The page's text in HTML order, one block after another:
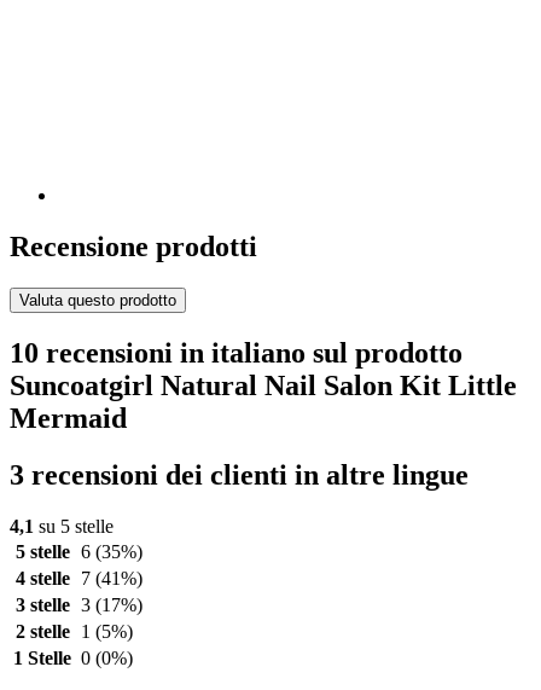
Recensione prodotti
Valuta questo prodotto
10 recensioni in italiano sul prodotto
Suncoatgirl Natural Nail Salon Kit Little
Mermaid
3 recensioni dei clienti in altre lingue
4,1 su 5 stelle
5 stelle 6 (35%)
4 stelle
7 (41%)
3 stelle 3 (17%)
2 stelle
1 (5%)
1 Stelle 0 (0%)